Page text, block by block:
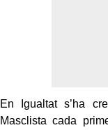
En Igualtat s’ha
Masclista cada